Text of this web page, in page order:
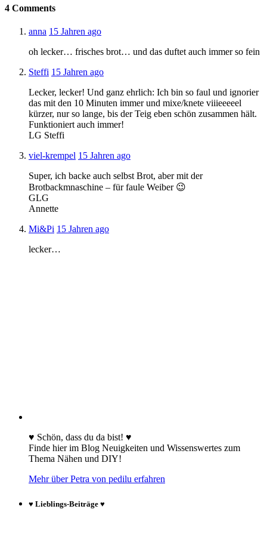
4 Comments
anna 15 Jahren ago
oh lecker… frisches brot… und das duftet auch immer so fein
Steffi 15 Jahren ago
Lecker, lecker! Und ganz ehrlich: Ich bin so faul und ignorier
das mit den 10 Minuten immer und mixe/knete viiieeeeel
kürzer, nur so lange, bis der Teig eben schön zusammen hält.
Funktioniert auch immer!
LG Steffi
viel-krempel 15 Jahren ago
Super, ich backe auch selbst Brot, aber mit der
Brotbackmnaschine – für faule Weiber 😉
GLG
Annette
Mi&Pi 15 Jahren ago
lecker…
♥ Schön, dass du da bist! ♥
Finde hier im Blog Neuigkeiten und Wissenswertes zum
Thema Nähen und DIY!
Mehr über Petra von pedilu erfahren
♥ Lieblings-Beiträge ♥